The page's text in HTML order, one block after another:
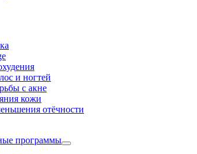
и ногтей
с акне
кожи
отёчности
программы